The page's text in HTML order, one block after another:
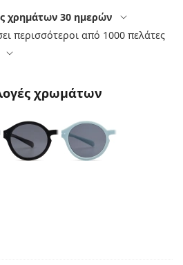
χρημάτων 30 ημερών
περισσότεροι από 1000 πελάτες
χρωμάτων
παράμετρους